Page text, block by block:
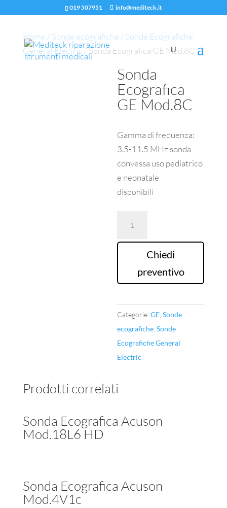
019 507951 info@mediteck.it
Home /Sonde ecografiche /Sonde Ecografiche
General Electric/ Sonda Ecografica GE Mod.8C
Sonda
Ecografica
GE Mod.8C
Gamma di frequenza:
3.5-11.5 MHz sonda
convessa uso pediatrico
e neonatale
disponibili
GE
quantità
Chiedi
preventivo
Categorie:GE ,Sonde
ecografiche ,Sonde
Ecografiche General
Electric
Prodotti correlati
Sonda Ecografica Acuson
Mod.18L6 HD
Sonda Ecografica Acuson
Mod.4V1c